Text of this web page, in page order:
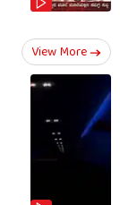
View More